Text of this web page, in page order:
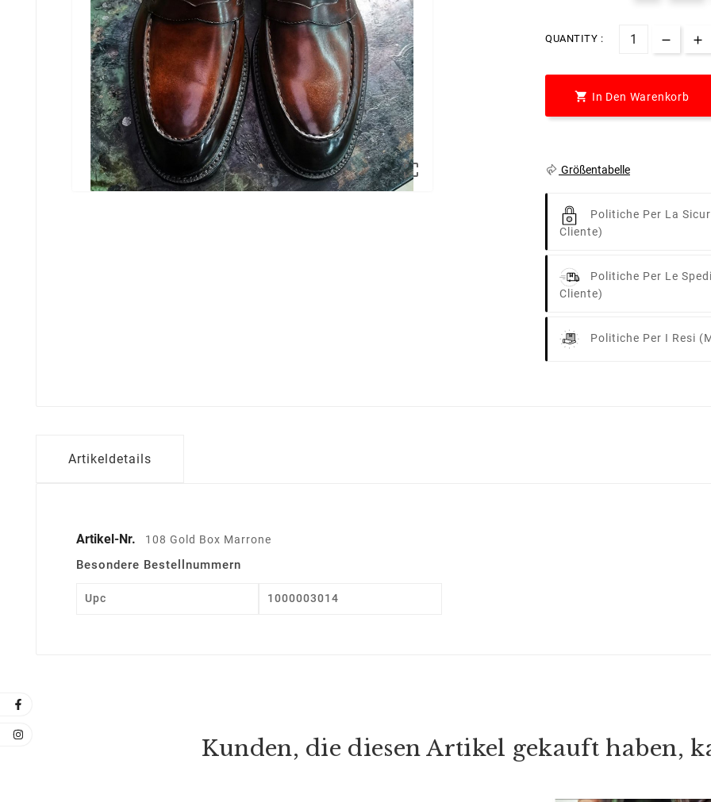

QUANTITY :
 In Den Warenkorb
Größentabelle
Politiche Per La
Cliente)
Politiche Per Le
Cliente)
Politiche Per I Resi
Artikeldetails
Artikel-Nr. 108 Gold Box Marrone
Besondere Bestellnummern
Upc 1000003014
Kunden, die diesen Artikel gekauft haben,